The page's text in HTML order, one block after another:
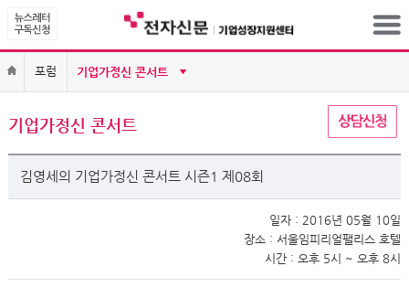
포럼
기업가정신 콘서트
김영세의 기업가정신 콘서트 시즌1 제08회
일자 : 2016년 05월 10일
장소 : 서울임피리얼팰리스 호텔
시간 : 오후 5시 ~ 오후 8시